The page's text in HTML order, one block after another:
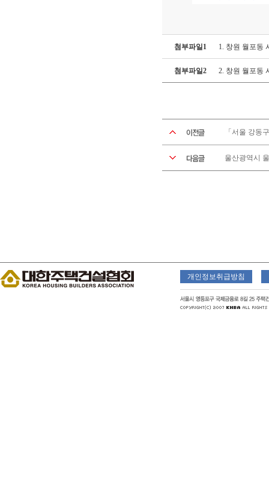
첨부파일1 1. 창원 월포동
첨부파일2 2. 창원 월포동
「서울 강동
울산광역시
개인정보취급방침